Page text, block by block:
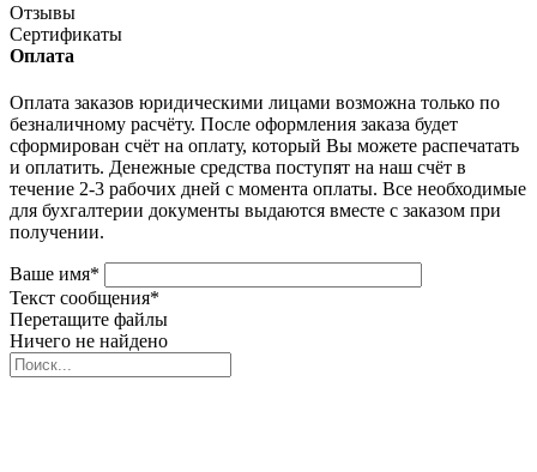
Отзывы
Сертификаты
Оплата
Оплата заказов юридическими лицами возможна только по
безналичному расчёту. После оформления заказа будет
сформирован счёт на оплату, который Вы можете распечатать
и оплатить. Денежные средства поступят на наш счёт в
течение 2-3 рабочих дней с момента оплаты. Все необходимые
для бухгалтерии документы выдаются вместе с заказом при
получении.
Ваше имя*
Текст сообщения*
Перетащите файлы
Ничего не найдено